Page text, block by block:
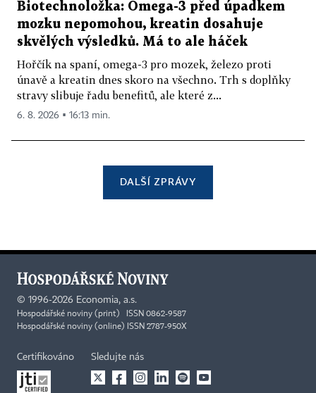
Biotechnoložka: Omega-3 před úpadkem
mozku nepomohou, kreatin dosahuje
skvělých výsledků. Má to ale háček
Hořčík na spaní, omega-3 pro mozek, železo proti
únavě a kreatin dnes skoro na všechno. Trh s doplňky
stravy slibuje řadu benefitů, ale které z...
6. 8. 2026 ▪ 16:13 min.
DALŠÍ ZPRÁVY
© 1996-2026 Economia, a.s.
Hospodářské noviny (print) ISSN 0862-9587
Hospodářské noviny (online) ISSN 2787-950X
Certifikováno Sledujte nás